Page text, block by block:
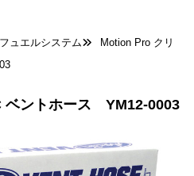
フュエルシステム
Motion Pro クリ
ベントホース YM12-0003